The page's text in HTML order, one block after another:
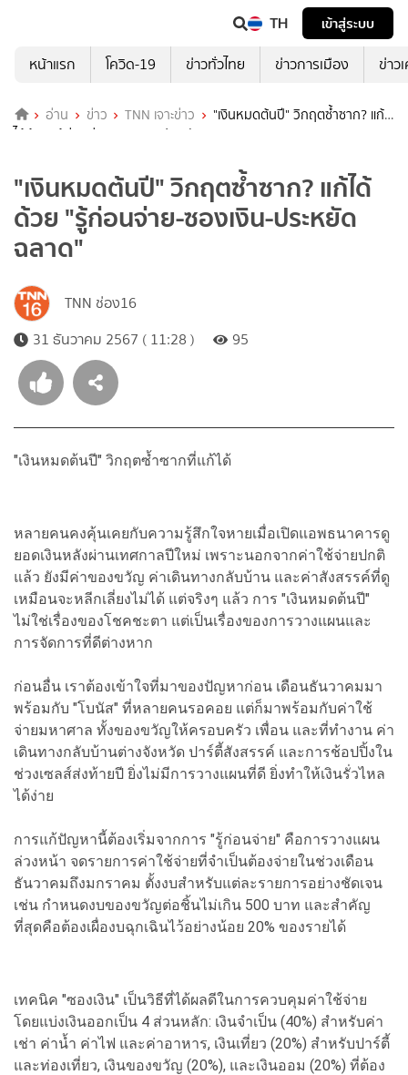
TH
เข้าสู่ระบบ
หน้าแรก
โควิด-19 ข่าวทั่วไทย ข่าวการเมือง ข่าว
อ่าน ข่าว TNN เจาะข่าว
"เงินหมดต้นปี" วิกฤตซ้ำซาก? แก้
ได้ด้วย "รู้ก่อนจ่าย-ซองเงิน-ประหยัดฉลาด"
"เงินหมดต้นปี" วิกฤตซ้ำซาก? แก้ได้
ด้วย "รู้ก่อนจ่าย-ซองเงิน-ประหยัด
ฉลาด"
TNN ช่อง16
31 ธันวาคม 2567 ( 11:28 )
95
"เงินหมดต้นปี" วิกฤตซ้ำซากที่แก้ได้
หลายคนคงคุ้นเคยกับความรู้สึกใจหายเมื่อเปิดแอพธนาคารดู
ยอดเงินหลังผ่านเทศกาลปีใหม่ เพราะนอกจากค่าใช้จ่ายปกติ
แล้ว ยังมีค่าของขวัญ ค่าเดินทางกลับบ้าน และค่าสังสรรค์ที่ดู
เหมือนจะหลีกเลี่ยงไม่ได้ แต่จริงๆ แล้ว การ "เงินหมดต้นปี"
ไม่ใช่เรื่องของโชคชะตา แต่เป็นเรื่องของการวางแผนและ
การจัดการที่ดีต่างหาก
ก่อนอื่น เราต้องเข้าใจที่มาของปัญหาก่อน เดือนธันวาคมมา
พร้อมกับ "โบนัส" ที่หลายคนรอคอย แต่ก็มาพร้อมกับค่าใช้
จ่ายมหาศาล ทั้งของขวัญให้ครอบครัว เพื่อน และที่ทำงาน ค่า
เดินทางกลับบ้านต่างจังหวัด ปาร์ตี้สังสรรค์ และการช้อปปิ้งใน
ช่วงเซลส์ส่งท้ายปี ยิ่งไม่มีการวางแผนที่ดี ยิ่งทำให้เงินรั่วไหล
ได้ง่าย
การแก้ปัญหานี้ต้องเริ่มจากการ "รู้ก่อนจ่าย" คือการวางแผน
ล่วงหน้า จดรายการค่าใช้จ่ายที่จำเป็นต้องจ่ายในช่วงเดือน
ธันวาคมถึงมกราคม ตั้งงบสำหรับแต่ละรายการอย่างชัดเจน
เช่น กำหนดงบของขวัญต่อชิ้นไม่เกิน 500 บาท และสำคัญ
ที่สุดคือต้องเผื่องบฉุกเฉินไว้อย่างน้อย 20% ของรายได้
เทคนิค "ซองเงิน" เป็นวิธีที่ได้ผลดีในการควบคุมค่าใช้จ่าย
โดยแบ่งเงินออกเป็น 4 ส่วนหลัก: เงินจำเป็น (40%) สำหรับค่า
เช่า ค่าน้ำ ค่าไฟ และค่าอาหาร, เงินเที่ยว (20%) สำหรับปาร์ตี้
และท่องเที่ยว, เงินของขวัญ (20%), และเงินออม (20%) ที่ต้อง